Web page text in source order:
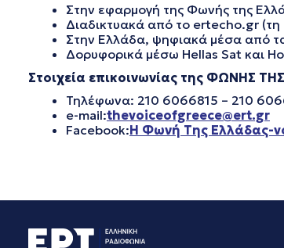
Στην εφαρμογή της Φωνής της
Διαδικτυακά από το ertecho.gr
Στην Ελλάδα, ψηφιακά μέσα από
Δορυφορικά μέσω Hellas Sat και
Στοιχεία επικοινωνίας της ΦΩΝΗΣ
Τηλέφωνα: 210 6066815 – 210
e-mail:thevoiceofgreece@ert.gr
Facebook:Η Φωνή Της Ελλάδας-